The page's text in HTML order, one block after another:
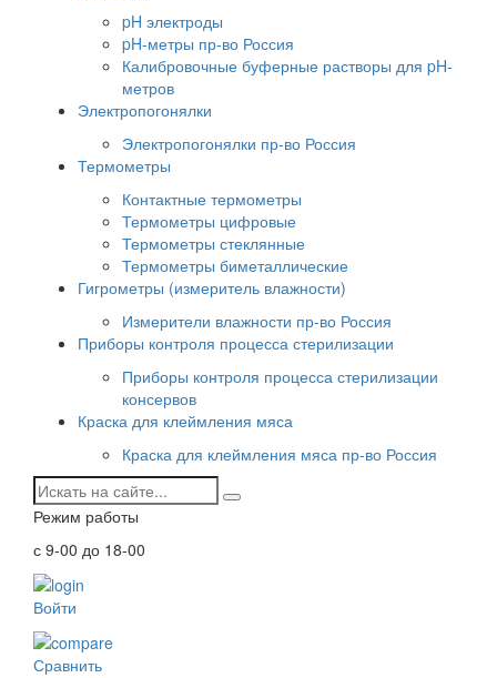
pH электроды
pH-метры пр-во Россия
Калибровочные буферные растворы для pH-
метров
Электропогонялки
Электропогонялки пр-во Россия
Термометры
Контактные термометры
Термометры цифровые
Термометры стеклянные
Термометры биметаллические
Гигрометры (измеритель влажности)
Измерители влажности пр-во Россия
Приборы контроля процесса стерилизации
Приборы контроля процесса стерилизации
консервов
Краска для клеймления мяса
Краска для клеймления мяса пр-во Россия
Режим работы
с 9-00 до 18-00
Войти
Сравнить